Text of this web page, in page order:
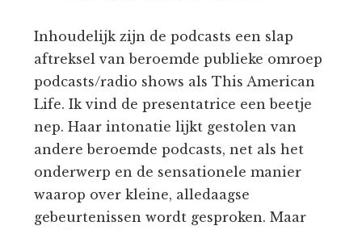
Inhoudelijk zijn de podcasts een slap
aftreksel van beroemde publieke omroep
podcasts/radio shows als This American
Life. Ik vind de presentatrice een beetje
nep. Haar intonatie lijkt gestolen van
andere beroemde podcasts, net als het
onderwerp en de sensationele manier
waarop over kleine, alledaagse
gebeurtenissen wordt gesproken. Maar